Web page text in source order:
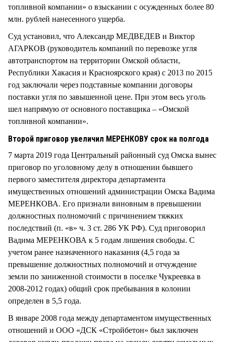
топливной компании» о взыскании с осужденных более 80
млн. рублей нанесенного ущерба.
Суд установил, что Александр МЕДВЕДЕВ и Виктор
АГАРКОВ (руководитель компаний по перевозке угля
автотранспортом на территории Омской области,
Республики Хакасия и Красноярского края) с 2013 по 2015
год заключали через подставные компании договоры
поставки угля по завышенной цене. При этом весь уголь
шел напрямую от основного поставщика – «Омской
топливной компании».
Второй приговор увеличил МЕРЕНКОВУ срок на полгода
7 марта 2019 года Центральный районный суд Омска вынес
приговор по уголовному делу в отношении бывшего
первого заместителя директора департамента
имущественных отношений администрации Омска Вадима
МЕРЕНКОВА. Его признали виновным в превышении
должностных полномочий с причинением тяжких
последствий (п. «в» ч. 3 ст. 286 УК РФ). Суд приговорил
Вадима МЕРЕНКОВА к 5 годам лишения свободы. С
учетом ранее назначенного наказания (4,5 года за
превышение должностных полномочий и отчуждение
земли по заниженной стоимости в поселке Чукреевка в
2008-2012 годах) общий срок пребывания в колонии
определен в 5,5 года.
В январе 2008 года между департаментом имущественных
отношений и ООО «ДСК «Стройбетон» был заключен